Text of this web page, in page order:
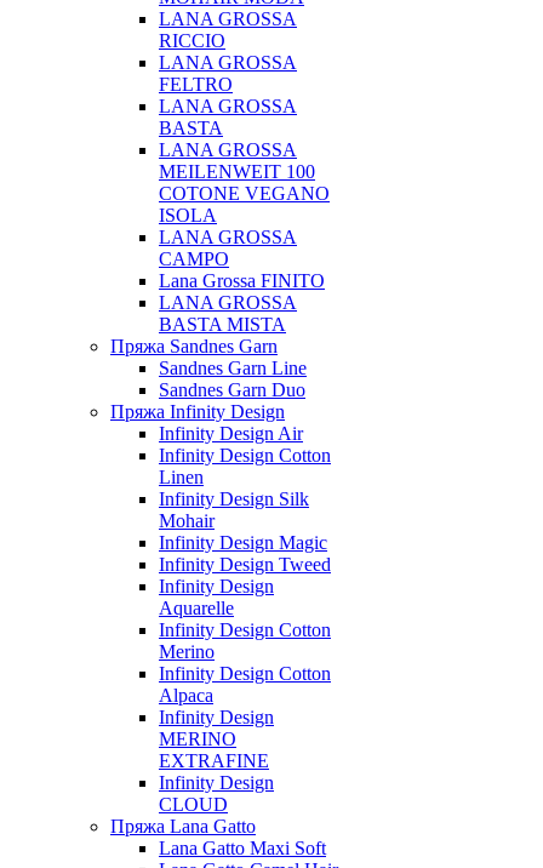
LANA GROSSA
RICCIO
LANA GROSSA
FELTRO
LANA GROSSA
BASTA
LANA GROSSA
MEILENWEIT 100
COTONE VEGANO
ISOLA
LANA GROSSA
CAMPO
Lana Grossa FINITO
LANA GROSSA
BASTA MISTA
Пряжа Sandnes Garn
Sandnes Garn Line
Sandnes Garn Duo
Пряжа Infinity Design
Infinity Design Air
Infinity Design Cotton
Linen
Infinity Design Silk
Mohair
Infinity Design Magic
Infinity Design Tweed
Infinity Design
Aquarelle
Infinity Design Cotton
Merino
Infinity Design Cotton
Alpaca
Infinity Design
MERINO
EXTRAFINE
Infinity Design
CLOUD
Пряжа Lana Gatto
Lana Gatto Maxi Soft